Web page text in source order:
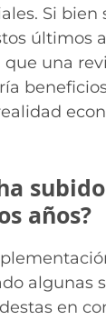
Si
últimos
una
años?
algunas
en